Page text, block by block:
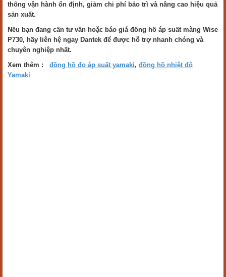
thống vận hành ổn định, giảm chi phí bảo trì và nâng cao hiệu quả
sản xuất.
Nếu bạn đang cần tư vấn hoặc báo giá đồng hồ áp suất màng Wise
P730, hãy liên hệ ngay Dantek để được hỗ trợ nhanh chóng và
chuyên nghiệp nhất.
Xem thêm : đồng hồ đo áp suất yamaki, đồng hồ nhiệt độ
Yamaki